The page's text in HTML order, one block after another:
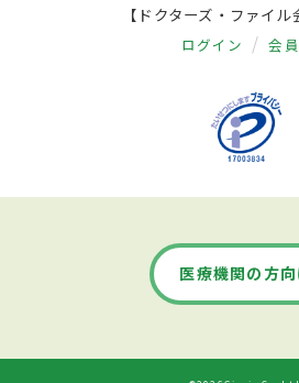
【ドクターズ・ファイル
ログイン 会
医療機関の方